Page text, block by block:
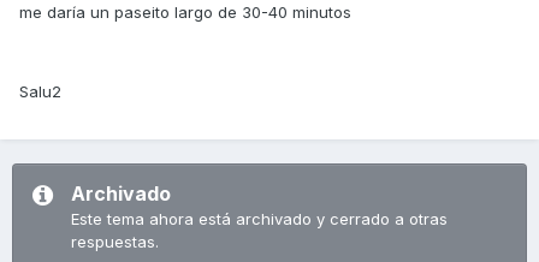
me daría un paseito largo de 30-40 minutos
Salu2
Archivado
Este tema ahora está archivado y cerrado a otras
respuestas.